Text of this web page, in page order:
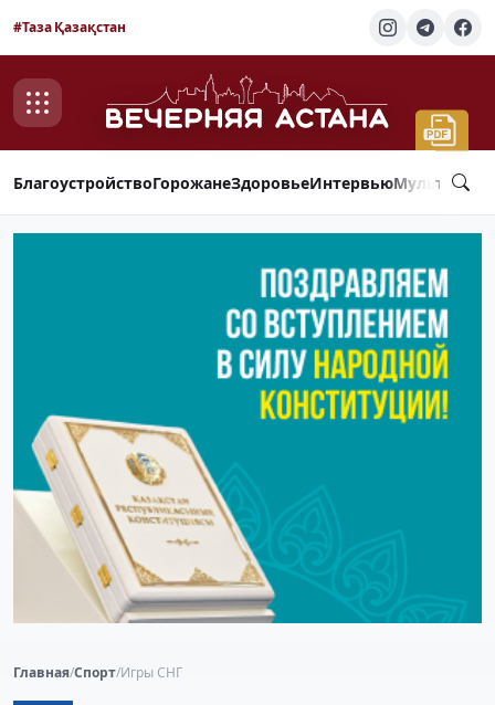
#Таза Қазақстан
БлагоустройствоГорожанеЗдоровьеИнтервью
Главная/Спорт/Игры СНГ